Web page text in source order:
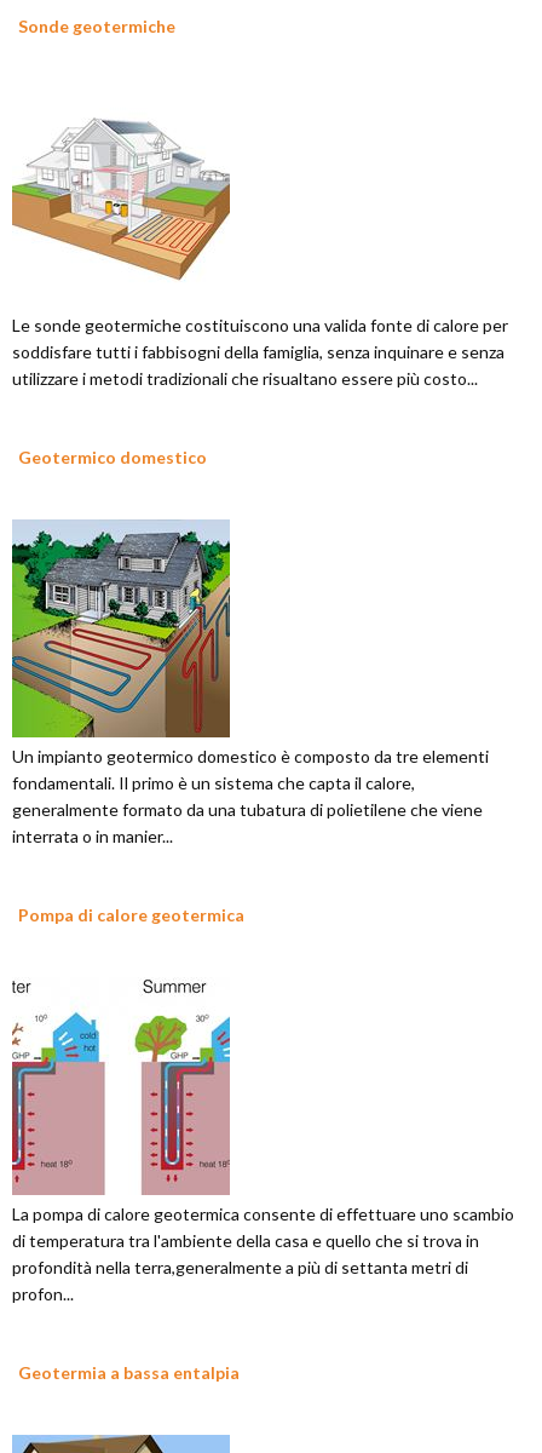
Sonde geotermiche
Le sonde geotermiche costituiscono una valida fonte di calore per
soddisfare tutti i fabbisogni della famiglia, senza inquinare e senza
utilizzare i metodi tradizionali che risualtano essere più costo...
Geotermico domestico
Un impianto geotermico domestico è composto da tre elementi
fondamentali. Il primo è un sistema che capta il calore,
generalmente formato da una tubatura di polietilene che viene
interrata o in manier...
Pompa di calore geotermica
La pompa di calore geotermica consente di effettuare uno scambio
di temperatura tra l'ambiente della casa e quello che si trova in
profondità nella terra,generalmente a più di settanta metri di
profon...
Geotermia a bassa entalpia